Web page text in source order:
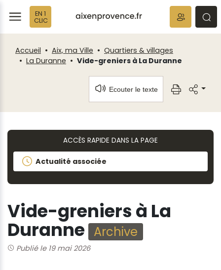
EN 1
CLIC
Accueil Aix, ma Ville
Quartiers & villages
La Duranne
Vide-greniers à La Duranne
Ecouter le texte
ACCÈS RAPIDE DANS LA PAGE
Actualité associée
Vide-greniers à La
Duranne Archive
Publié le 19 mai 2026
Fenêtre
de
chat
Panneau de gestion des cookies